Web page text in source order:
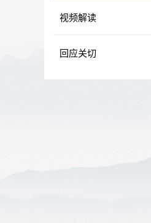
视频解读
回应关切